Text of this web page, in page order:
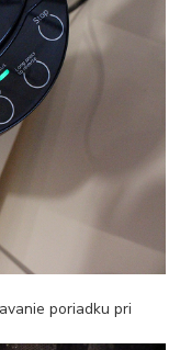
poriadku pri